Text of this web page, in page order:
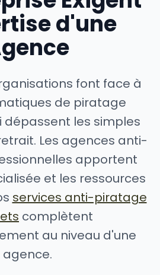
d'une
font face à
de piratage
dépassent les simples
Les agences anti-
apportent
et les ressources
services anti-piratage
complètent
au niveau d'une
agence.